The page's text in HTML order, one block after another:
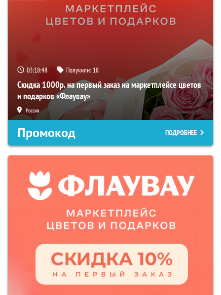
03:18:47 Получили: 18
Скидка 1000р. на первый заказ на маркетплейсе цветов
и подарков «Флаувау»
Россия
Промокод ПОДРОБНЕЕ